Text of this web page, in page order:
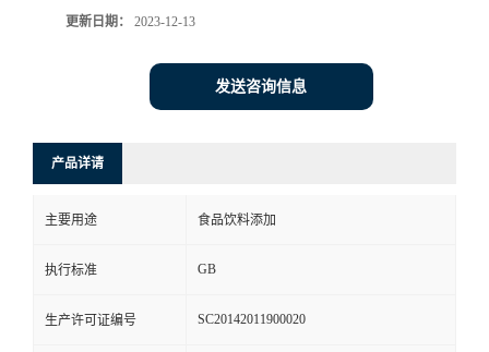
更新日期： 2023-12-13
发送咨询信息
产品详请
主要用途 食品饮料添加
执行标准 GB
生产许可证编号 SC20142011900020